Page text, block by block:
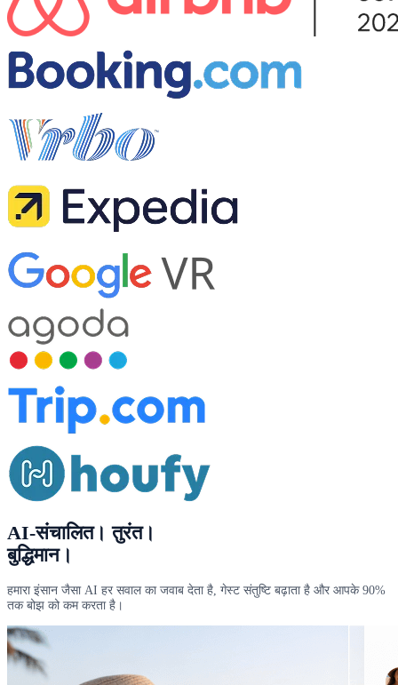
AI-संचालित। तुरंत।
बुद्धिमान।
हमारा इंसान जैसा AI हर सवाल का जवाब देता है, गेस्ट संतुष्टि बढ़ाता है और आपके 90%
तक बोझ को कम करता है।